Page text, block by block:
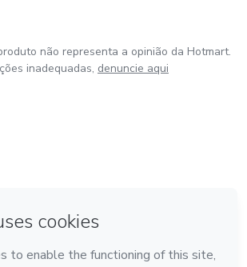
não representa a opinião da Hotmart.
inadequadas, denuncie aqui